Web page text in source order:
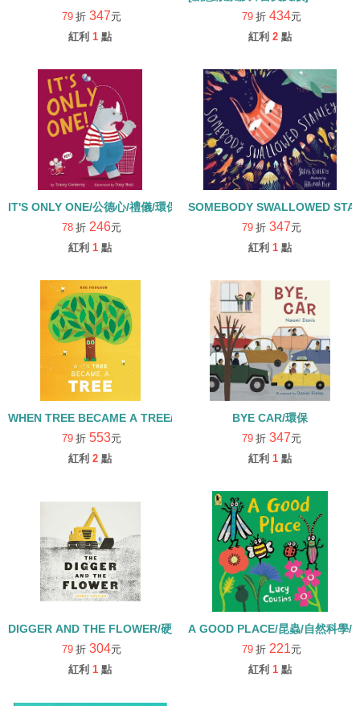
79 折 347元
紅利 1 點
79 折 434元
紅利 2 點
IT'S ONLY ONE/公德心/禮儀/環保 (115年度深耕閱讀入選書單)
78 折 246元
紅利 1 點
SOMEBODY SWALLOWED
79 折 347元
紅利 1 點
WHEN TREE BECAME A TREE/精裝
79 折 553元
紅利 2 點
BYE CAR/環保
79 折 347元
紅利 1 點
DIGGER AND THE FLOWER/硬頁書
79 折 304元
紅利 1 點
A GOOD PLACE/昆蟲/自然科學/
79 折 221元
紅利 1 點